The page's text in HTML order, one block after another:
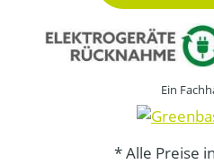
Ein
* Alle Preise